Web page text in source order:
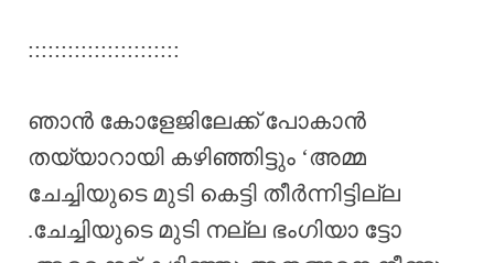
:::::::::::::::::::::::
ഞാൻ കോളേജിലേക്ക് പോകാൻ
തയ്യാറായി കഴിഞ്ഞിട്ടും ‘അമ്മ
ചേച്ചിയുടെ മുടി കെട്ടി തീർന്നിട്ടില്ല
.ചേച്ചിയുടെ മുടി നല്ല ഭംഗിയാ ട്ടോ